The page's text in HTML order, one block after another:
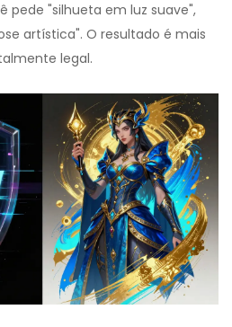
pede "silhueta em luz suave",
artística". O resultado é mais
legal.